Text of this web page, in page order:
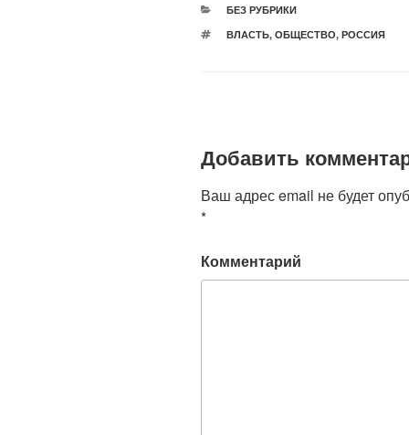
РУБРИКИ
БЕЗ РУБРИКИ
МЕТКИ
ВЛАСТЬ, ОБЩЕСТВО, РОССИЯ
Добавить
Ваш адрес email не будет
*
Комментарий